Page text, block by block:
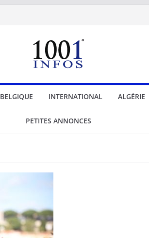
BELGIQUE INTERNATIONAL ALGÉRIE
PETITES ANNONCES